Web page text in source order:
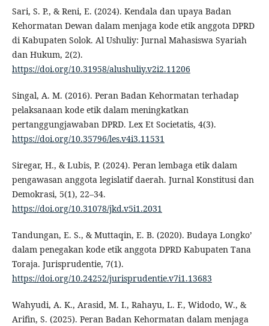
Sari, S. P., & Reni, E. (2024). Kendala dan upaya Badan
Kehormatan Dewan dalam menjaga kode etik anggota DPRD
di Kabupaten Solok. Al Ushuliy: Jurnal Mahasiswa Syariah
dan Hukum, 2(2).
https://doi.org/10.31958/alushuliy.v2i2.11206
Singal, A. M. (2016). Peran Badan Kehormatan terhadap
pelaksanaan kode etik dalam meningkatkan
pertanggungjawaban DPRD. Lex Et Societatis, 4(3).
https://doi.org/10.35796/les.v4i3.11531
Siregar, H., & Lubis, P. (2024). Peran lembaga etik dalam
pengawasan anggota legislatif daerah. Jurnal Konstitusi dan
Demokrasi, 5(1), 22–34.
https://doi.org/10.31078/jkd.v5i1.2031
Tandungan, E. S., & Muttaqin, E. B. (2020). Budaya Longko’
dalam penegakan kode etik anggota DPRD Kabupaten Tana
Toraja. Jurisprudentie, 7(1).
https://doi.org/10.24252/jurisprudentie.v7i1.13683
Wahyudi, A. K., Arasid, M. I., Rahayu, L. F., Widodo, W., &
Arifin, S. (2025). Peran Badan Kehormatan dalam menjaga